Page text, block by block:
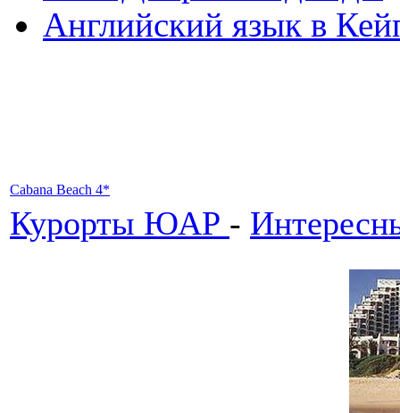
Английский язык в
Cabana Beach 4*
Курорты ЮАР -